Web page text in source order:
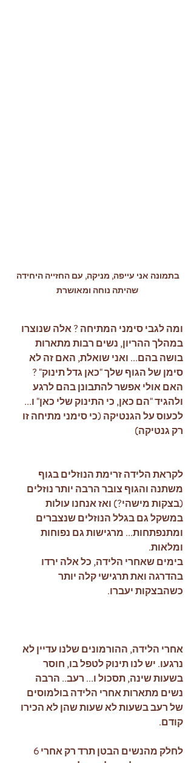
בתמונה אני עייפה, מניקה, עם החזייה היחידה
שהיתה נוחה ומאושרת
ומה לגבי סימני המתיחה ? אלה שנוצרו
במהלך ההריון, נשים רבות מתארות
בושה בהם... ואני שואלת, האם זה לא
סימן של הגוף שלך "כאן גדל תינוק" ?
האם אולי אפשר להתבונן בהם לרגע
ולהגיד "הם כאן, כי התינוק שלי כאן" ו...
לכעוס על הגנטיקה (כי סימני מתיחה זו
רק גנטיקה)
לקראת הלידה זרימת הנוזלים בגוף
משתנה והגוף צובר הרבה יותר נוזלים
(בצקות מישהי?) ואז אנחנו עולות
במשקל גם בגלל הנוזלים שנצברים
ומתנפתחות... מרגישות גם נפוחות
ומלאות.
בימים שאחרי הלידה, כל אלה ירדו
בהדרגה ואת תרגישי קלה יותר
כשהבצקות יעברו.
אחרי הלידה, ההורמונים שלנו עדיין לא
נרגעו. יש לנו תינוק לטפל בו, חוסר
בשעות שינה, תסכול ו... רעב.. הרבה
נשים מתארות אחרי הלידה בולמוסים
של רעב בשעות לא שעות שהן לא הכירו
קודם.